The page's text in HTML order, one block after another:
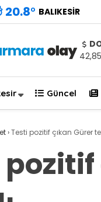
20.8° BALIKESIR
42,85
Güncel
›Testi pozitif çıkan Gürer